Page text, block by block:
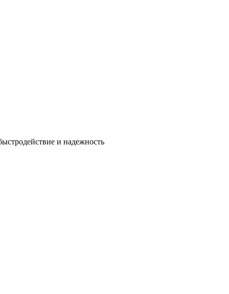
и надежность